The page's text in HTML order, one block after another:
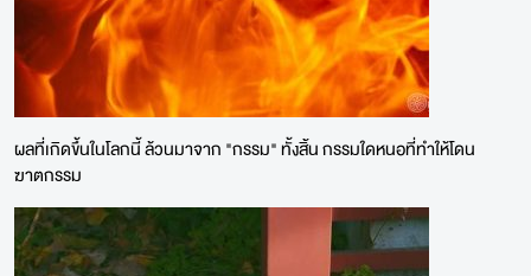
ผลที่เกิดขึ้นในโลกนี้ ล้วนมาจาก "กรรม" ทั้งสิ้น กรรมใดหนอที่ทำให้โดน
ฆาตกรรม